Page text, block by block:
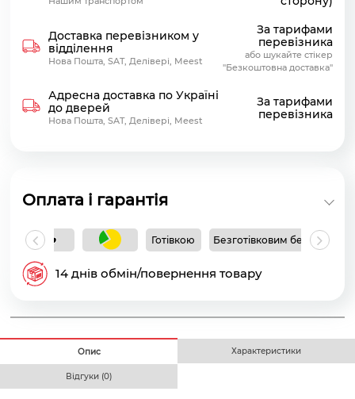
Доставка перевізником у
відділення
Нова Пошта, SAT, Делівері, Meest
За тарифами
перевізника
або шукайте стікер
"Безкоштовна доставка"
Адресна доставка по Україні
до дверей
Нова Пошта, SAT, Делівері, Meest
За тарифами
перевізника
Оплата і гарантія
Готівкою Безготівковим без ПДВ
14 днів обмін/повернення товару
Опис Характеристики
Відгуки (0)